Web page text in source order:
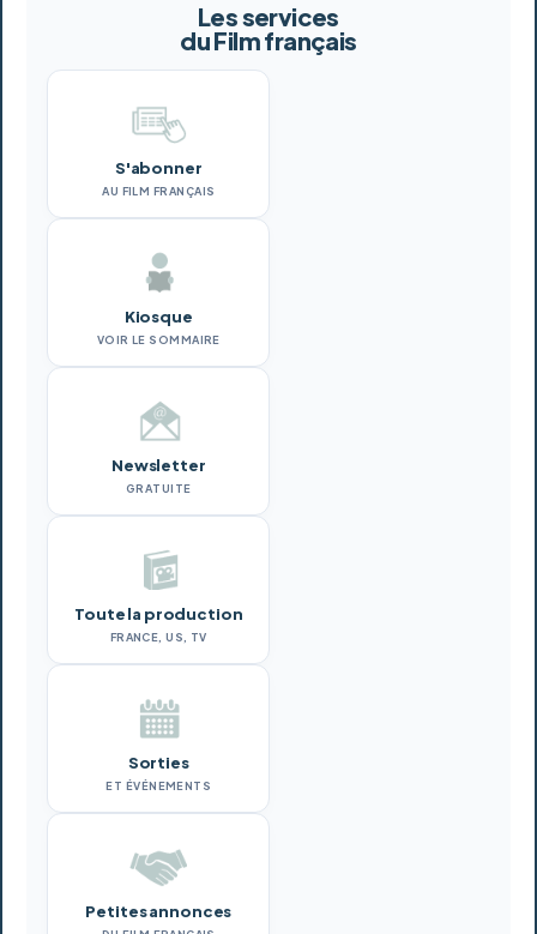
Les services
du Film français
S'abonner
AU FILM FRANÇAIS
Kiosque
VOIR LE SOMMAIRE
Newsletter
GRATUITE
Toute la production
FRANCE, US, TV
Sorties
ET ÉVÉNEMENTS
Petites annonces